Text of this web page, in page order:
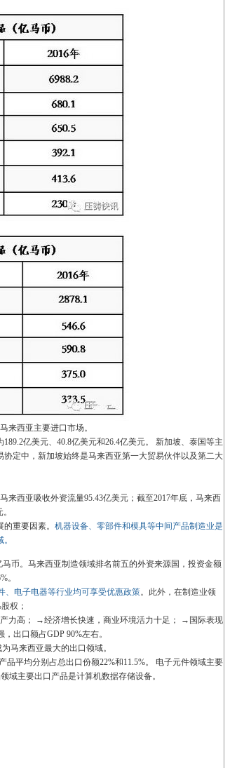
来西亚主要进口市场。
189.2亿美元、40.8亿美元和26.4亿美元。 新加坡、泰国等主
定中，新加坡始终是马来西亚第一大贸易伙伴以及第二大
来西亚吸收外资流量95.43亿美元；截至2017年底，马来西
重要因素。 机器设备、零部件和模具等中间产品制造业是
币。马来西亚制造领域排名前五的外资来源国，投资金额
。
、电子电器等行业均可享受优惠政策。此外，在制造业领
权；
力高； →经济增长快速，商业环境活力十足； →国际表现
出口额占GDP 90%左右。
马来西亚最大的出口领域。
平均分别占总出口份额22%和11.5%。 电子元件领域主要
域主要出口产品是计算机数据存储设备。